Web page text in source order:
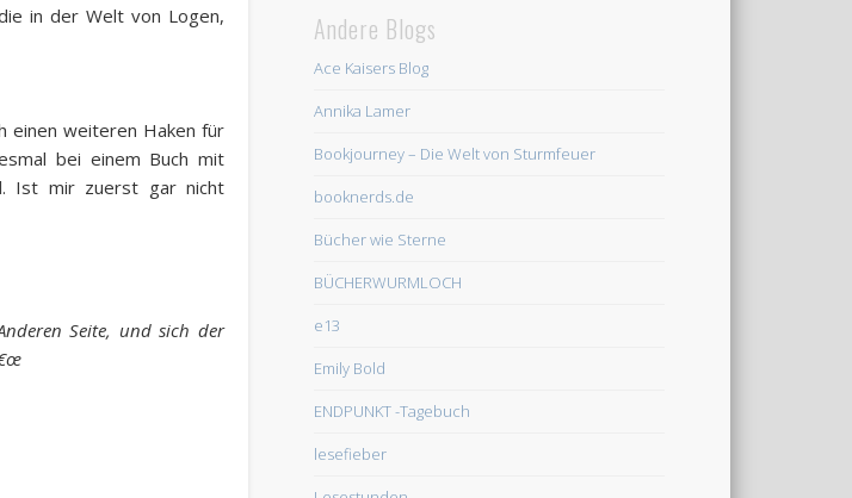
in der Welt von Logen,
einen weiteren Haken für
bei einem Buch mit
Ist mir zuerst gar nicht
Seite, und sich der
Andere Blogs
Ace Kaisers Blog
Annika Lamer
Bookjourney – Die Welt von Sturmfeuer
booknerds.de
Bücher wie Sterne
BÜCHERWURMLOCH
e13
Emily Bold
ENDPUNKT -Tagebuch
lesefieber